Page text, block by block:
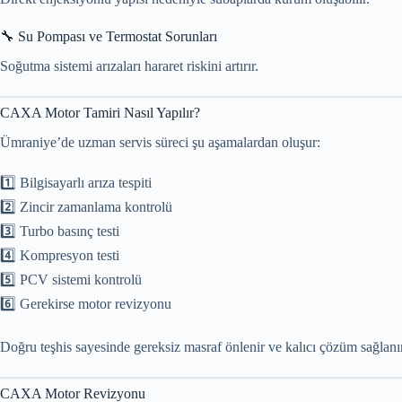
🔧 Su Pompası ve Termostat Sorunları
Soğutma sistemi arızaları hararet riskini artırır.
CAXA Motor Tamiri Nasıl Yapılır?
Ümraniye’de uzman servis süreci şu aşamalardan oluşur:
1️⃣ Bilgisayarlı arıza tespiti
2️⃣ Zincir zamanlama kontrolü
3️⃣ Turbo basınç testi
4️⃣ Kompresyon testi
5️⃣ PCV sistemi kontrolü
6️⃣ Gerekirse motor revizyonu
Doğru teşhis sayesinde gereksiz masraf önlenir ve kalıcı çözüm
CAXA Motor Revizyonu